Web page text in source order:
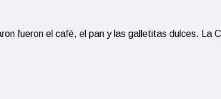
fueron el café, el pan y las galletitas dulces. La